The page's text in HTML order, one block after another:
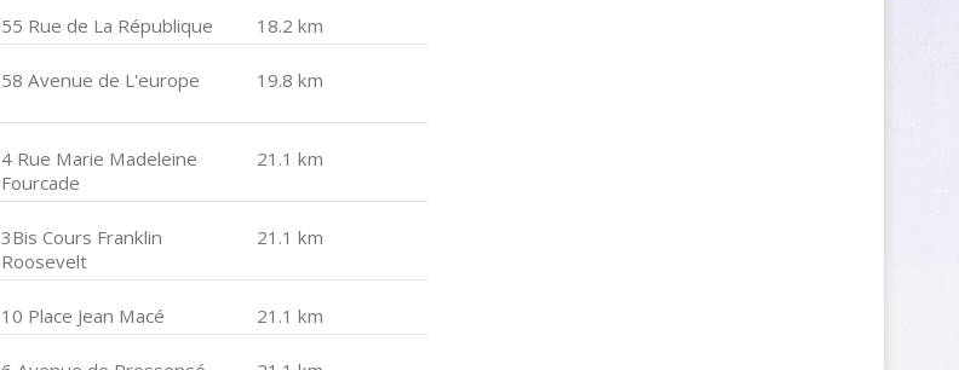
55 Rue de La République 18.2 km
58 Avenue de L'europe 19.8 km
4 Rue Marie Madeleine
Fourcade
21.1 km
3Bis Cours Franklin
Roosevelt
21.1 km
10 Place Jean Macé 21.1 km